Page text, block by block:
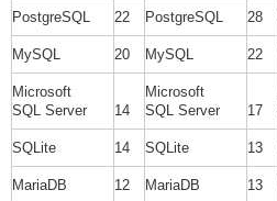
PostgreSQL 22 PostgreSQL 28
MySQL 20 MySQL 22
Microsoft
SQL Server
14
Microsoft
SQL Server
17
SQLite 14 SQLite 13
MariaDB 12 MariaDB 13